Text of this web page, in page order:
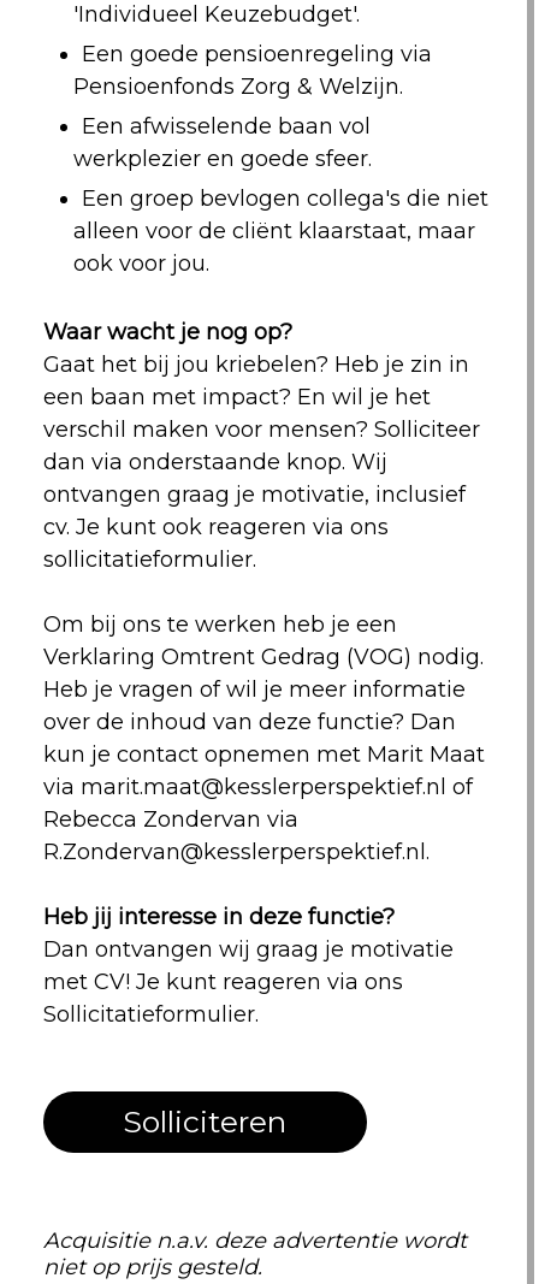
'Individueel Keuzebudget'.
Een goede pensioenregeling via
Pensioenfonds Zorg & Welzijn.
Een afwisselende baan vol
werkplezier en goede sfeer.
Een groep bevlogen collega's die niet
alleen voor de cliënt klaarstaat, maar
ook voor jou.
Waar wacht je nog op?
Gaat het bij jou kriebelen? Heb je zin in
een baan met impact? En wil je het
verschil maken voor mensen? Solliciteer
dan via onderstaande knop. Wij
ontvangen graag je motivatie, inclusief
cv. Je kunt ook reageren via ons
sollicitatieformulier.
Om bij ons te werken heb je een
Verklaring Omtrent Gedrag (VOG) nodig.
Heb je vragen of wil je meer informatie
over de inhoud van deze functie? Dan
kun je contact opnemen met Marit Maat
via marit.maat@kesslerperspektief.nl of
Rebecca Zondervan via
R.Zondervan@kesslerperspektief.nl .
Heb jij interesse in deze functie?
Dan ontvangen wij graag je motivatie
met CV! Je kunt reageren via ons
Sollicitatieformulier.
Solliciteren
Acquisitie n.a.v. deze advertentie wordt
niet op prijs gesteld.